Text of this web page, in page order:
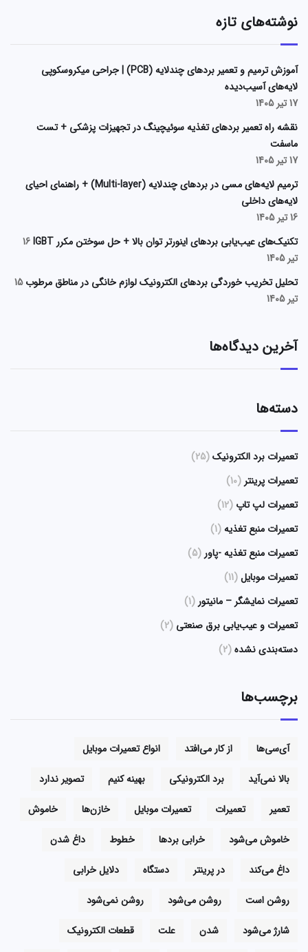
نوشته‌های تازه
آموزش ترمیم و تعمیر بردهای چندلایه (PCB) | جراحی میکروسکوپی
لایه‌های آسیب‌دیده
17 تیر 1405
نقشه راه تعمیر بردهای تغذیه سوئیچینگ در تجهیزات پزشکی + تست
ماسفت
17 تیر 1405
ترمیم لایه‌های مسی در بردهای چندلایه (Multi-layer) + راهنمای احیای
لایه‌های داخلی
16 تیر 1405
تکنیک‌های عیب‌یابی بردهای اینورتر توان بالا + حل سوختن مکرر IGBT
16
تیر 1405
تحلیل تخریب خوردگی بردهای الکترونیک لوازم خانگی در مناطق مرطوب 15
تیر 1405
آخرین دیدگاه‌ها
دسته‌ها
تعمیرات برد الکترونیک(25)
تعمیرات پرینتر (10)
تعمیرات لپ تاپ (12)
تعمیرات منبع تغذیه(1)
تعمیرات منبع تغذیه -پاور (5)
تعمیرات موبایل(11)
تعمیرات نمایشگر – مانیتور (1)
تعمیرات و عیب‌یابی برق صنعتی (2)
دسته‌بندی نشده(2)
برچسب‌ها
آی‌سی‌ها از کار می‌افتد
انواع تعمیرات موبایل
بالا نمی‌آید
برد الکترونیکی بهینه کنیم
تصویر ندارد
تعمیر
تعمیرات تعمیرات موبایل خازن‌ها
خاموش
خاموش می‌شود
خرابی بردها خطوط
داغ شدن
داغ می‌کند
در پرینتر دستگاه
دلایل خرابی
روشن است
روشن می‌شود
روشن نمی‌شود
شارژ می‌شود
شدن علت
قطعات الکترونیک